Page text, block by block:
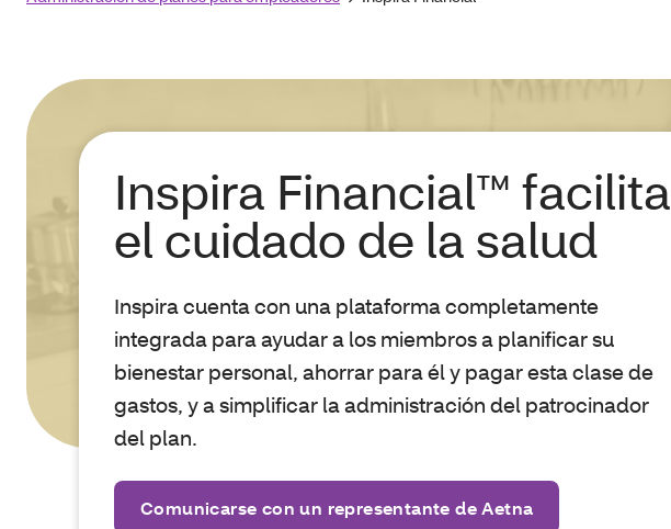
Inspira Financial™ facilita
el cuidado de la salud
Inspira cuenta con una plataforma completamente
integrada para ayudar a los miembros a planificar su
bienestar personal, ahorrar para él y pagar esta clase de
gastos, y a simplificar la administración del patrocinador
del plan.
Comunicarse con un representante de Aetna